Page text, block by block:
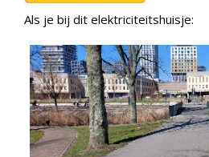
Als je bij dit elektriciteitshuisje: